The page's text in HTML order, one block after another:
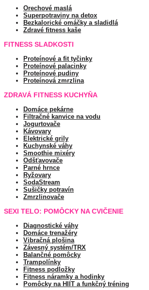
Orechové maslá
Superpotraviny na detox
Bezkalorické omáčky a sladidlá
Zdravé fitness kaše
FITNESS SLADKOSTI
Proteínové a fit tyčinky
Proteínové palacinky
Proteínové pudiny
Proteínová zmrzlina
ZDRAVÁ FITNESS KUCHYŇA
Domáce pekárne
Filtračné kanvice na vodu
Jogurtovače
Kávovary
Elektrické grily
Kuchynské váhy
Smoothie mixéry
Odšťavovače
Parné hrnce
Ryžovary
SodaStream
Sušičky potravín
Zmrzlinovače
SEXI TELO: POMÔCKY NA CVIČENIE
Diagnostické váhy
Domáce trenažéry
Vibračná plošina
Závesný systém/TRX
Balančné pomôcky
Trampolínky
Fitness podložky
Fitness náramky a hodinky
Pomôcky na HIIT a funkčný tréning